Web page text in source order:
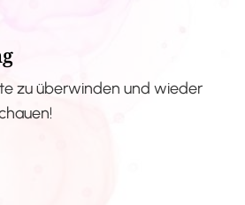
zu überwinden und wieder